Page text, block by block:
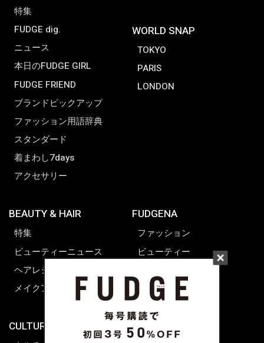
特集
FUDGE dig.
ニュース
本日のFUDGE GIRL
FUDGE FRIEND
ブランドピックアップ
ファッション用語辞典
スタンダード
着まわし7days
アクセサリー
WORLD SNAP
TOKYO
PARIS
LONDON
BEAUTY & HAIR
特集
ビューティーニュース
ヘアレシピ ストーリーズ
メイクアップティップス
CULTURE & LIFE
FUDGENA
ファッション
ビューティー
ライフスタイル